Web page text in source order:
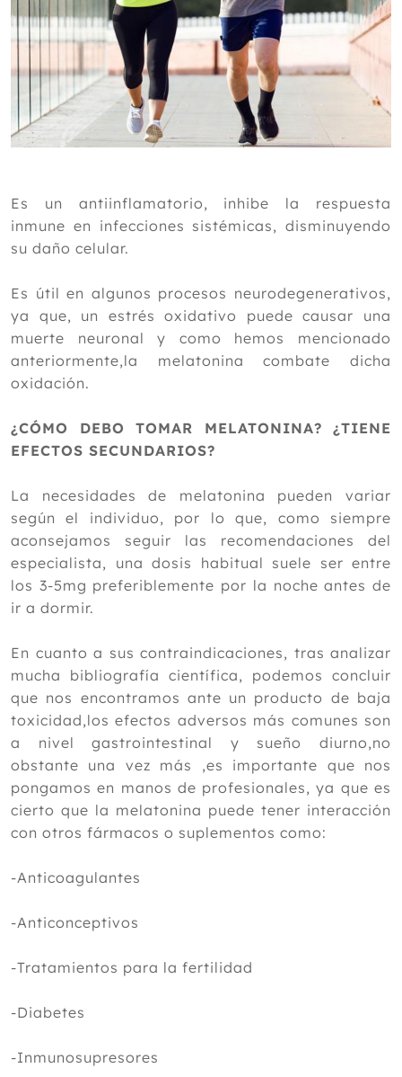
Es un antiinflamatorio, inhibe la respuesta
inmune en infecciones sistémicas, disminuyendo
su daño celular.
Es útil en algunos procesos neurodegenerativos,
ya que, un estrés oxidativo puede causar una
muerte neuronal y como hemos mencionado
anteriormente,la melatonina combate dicha
oxidación.
¿CÓMO DEBO TOMAR MELATONINA? ¿TIENE
EFECTOS SECUNDARIOS?
La necesidades de melatonina pueden variar
según el individuo, por lo que, como siempre
aconsejamos seguir las recomendaciones del
especialista, una dosis habitual suele ser entre
los 3-5mg preferiblemente por la noche antes de
ir a dormir.
En cuanto a sus contraindicaciones, tras analizar
mucha bibliografía científica, podemos concluir
que nos encontramos ante un producto de baja
toxicidad,los efectos adversos más comunes son
a nivel gastrointestinal y sueño diurno,no
obstante una vez más ,es importante que nos
pongamos en manos de profesionales, ya que es
cierto que la melatonina puede tener interacción
con otros fármacos o suplementos como:
-Anticoagulantes
-Anticonceptivos
-Tratamientos para la fertilidad
-Diabetes
-Inmunosupresores